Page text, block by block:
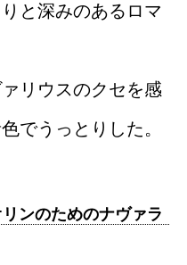
と深みのあるロマ
リウスのクセを感
でうっとりした。
ンのためのナヴァラ